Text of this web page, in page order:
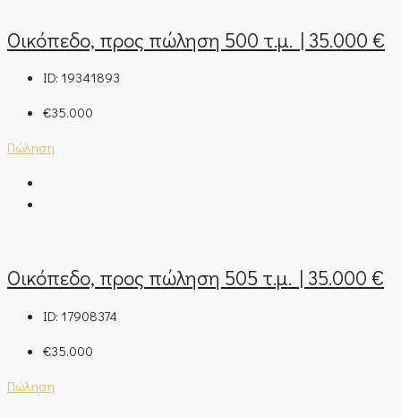
Οικόπεδο, προς πώληση 500 τ.μ. | 35.000 €
ID: 19341893
€35.000
Πώληση
Οικόπεδο, προς πώληση 505 τ.μ. | 35.000 €
ID: 17908374
€35.000
Πώληση